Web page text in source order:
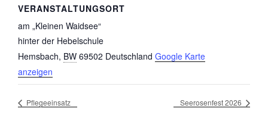
VERANSTALTUNGSORT
am „Kleinen Waidsee“
hinter der Hebelschule
Hemsbach, BW 69502 Deutschland Google Karte
anzeigen
Pflegeeinsatz Seerosenfest 2026